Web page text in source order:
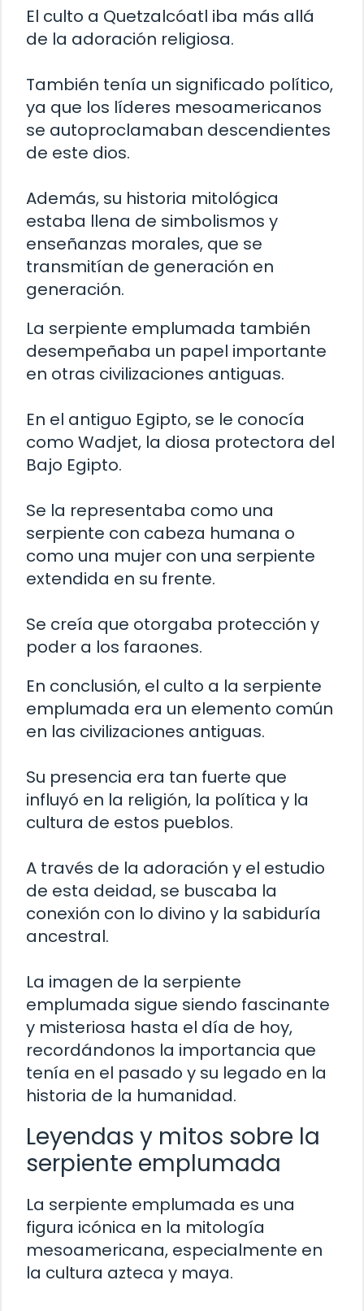
El culto a Quetzalcóatl iba más allá
de la adoración religiosa.
También tenía un significado político,
ya que los líderes mesoamericanos
se autoproclamaban descendientes
de este dios.
Además, su historia mitológica
estaba llena de simbolismos y
enseñanzas morales, que se
transmitían de generación en
generación.
La serpiente emplumada también
desempeñaba un papel importante
en otras civilizaciones antiguas.
En el antiguo Egipto, se le conocía
como Wadjet, la diosa protectora del
Bajo Egipto.
Se la representaba como una
serpiente con cabeza humana o
como una mujer con una serpiente
extendida en su frente.
Se creía que otorgaba protección y
poder a los faraones.
En conclusión, el culto a la serpiente
emplumada era un elemento común
en las civilizaciones antiguas.
Su presencia era tan fuerte que
influyó en la religión, la política y la
cultura de estos pueblos.
A través de la adoración y el estudio
de esta deidad, se buscaba la
conexión con lo divino y la sabiduría
ancestral.
La imagen de la serpiente
emplumada sigue siendo fascinante
y misteriosa hasta el día de hoy,
recordándonos la importancia que
tenía en el pasado y su legado en la
historia de la humanidad.
Leyendas y mitos sobre la
serpiente emplumada
La serpiente emplumada es una
figura icónica en la mitología
mesoamericana, especialmente en
la cultura azteca y maya.